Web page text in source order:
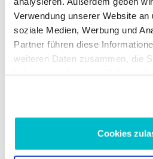
Verwendung unserer Website
soziale Medien, Werbung und
Partner führen diese
weiteren Daten zusammen, die
Cookies
Ein Steuergerät für die
Sensoren, speichert Positionen
Fahrzeugelektronik.
Fehlercodes, sporadische
Memory-Funktion weisen oft auf
Wie wird das Steuergerät